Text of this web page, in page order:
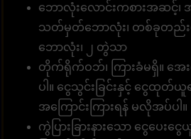
ဘောလုံးလောင်းကစားအဆင့်၊
သတ်မှတ်ဘောလုံး၊ တစ်ခုတည်း
ဘောလုံး၊ ၂ တွဲသာ
တိုက်ရိုက်ဝဘ်၊ ကြားခံမရှိ။ အ
ပါ။ ငွေသွင်းခြင်းနှင့် ငွေထုတ်ယူ
အကြောင်းကြားရန် မလိုအပ်ပါ။
ကွဲပြားခြားနားသော ငွေပေ